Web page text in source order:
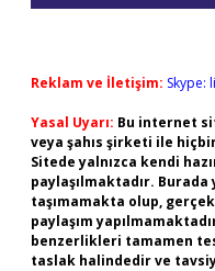
Reklam ve İletişim: Skype:
Yasal Uyarı: Bu internet
veya şahıs şirketi ile
Sitede yalnızca kendi
paylaşılmaktadır.
taşımamakta olup,
paylaşım
benzerlikleri tamamen
taslak halindedir ve